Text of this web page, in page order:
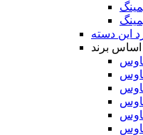
این دسته
برند